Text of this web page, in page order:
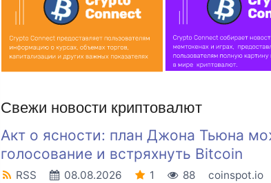
Свежи новости криптовалют
Акт о ясности: план Джона Тьюна
голосование и встряхнуть Bitcoin
RSS 08.08.2026 1 88 coinspot.io